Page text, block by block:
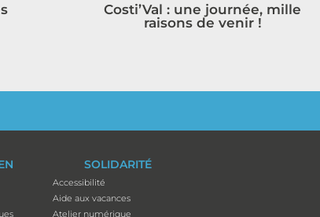
Costi’Val : une journée, mille
raisons de venir !
SOLIDARITÉ
Accessibilité
Aide aux vacances
Atelier numérique